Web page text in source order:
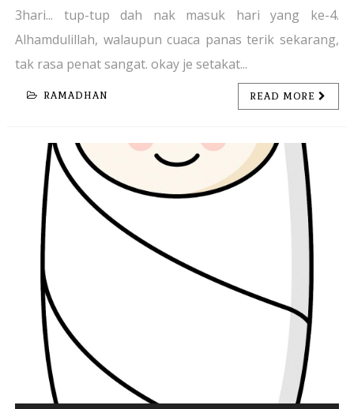
3hari... tup-tup dah nak masuk hari yang ke-4.
Alhamdulillah, walaupun cuaca panas terik sekarang,
tak rasa penat sangat. okay je setakat...
RAMADHAN READ MORE